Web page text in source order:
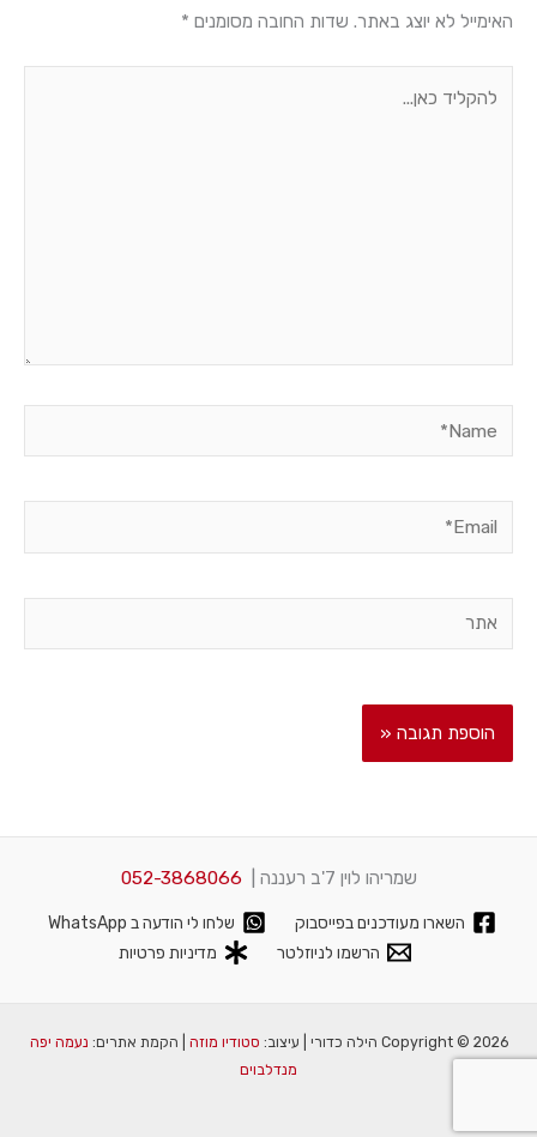
האימייל לא יוצג באתר. שדות החובה מסומנים *
Email*
אתר
שמריהו לוין 7'ב רעננה | 052-3868066
השארו מעודכנים בפייסבוק
שלחו לי הודעה ב WhatsApp
הרשמו לניוזלטר
מדיניות פרטיות
Copyright © 2026 הילה כדורי | עיצוב: סטודיו מוזה | הקמת אתרים: נעמה יפה
מנדלבוים